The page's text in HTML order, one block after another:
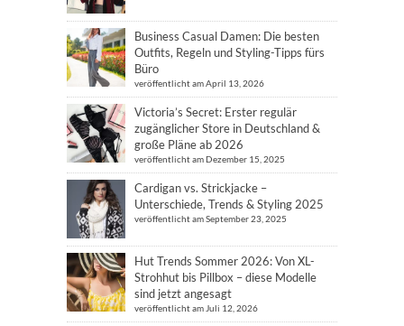
Business Casual Damen: Die besten
Outfits, Regeln und Styling-Tipps fürs
Büro
veröffentlicht am April 13, 2026
Victoria’s Secret: Erster regulär
zugänglicher Store in Deutschland &
große Pläne ab 2026
veröffentlicht am Dezember 15, 2025
Cardigan vs. Strickjacke –
Unterschiede, Trends & Styling 2025
veröffentlicht am September 23, 2025
Hut Trends Sommer 2026: Von XL-
Strohhut bis Pillbox – diese Modelle
sind jetzt angesagt
veröffentlicht am Juli 12, 2026